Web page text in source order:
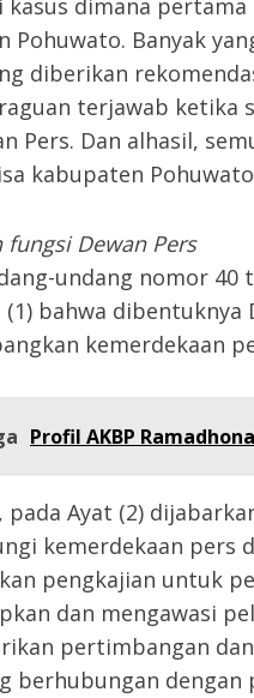
kasus dimana
Pohuwato. Banyak
diberikan
terjawab ketika
Pers. Dan alhasil,
kabupaten
fungsi Dewan Pers
undang nomor 40
(1) bahwa
kemerdekaan
Profil AKBP
Ayat (2)
kemerdekaan pers
pengkajian untuk
dan mengawasi
pertimbangan
berhubungan